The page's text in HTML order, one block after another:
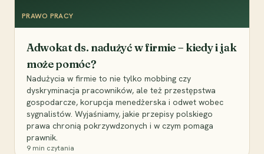
PRAWO PRACY
Adwokat ds. nadużyć w firmie – kiedy i jak
może pomóc?
Nadużycia w firmie to nie tylko mobbing czy
dyskryminacja pracowników, ale też przestępstwa
gospodarcze, korupcja menedżerska i odwet wobec
sygnalistów. Wyjaśniamy, jakie przepisy polskiego
prawa chronią pokrzywdzonych i w czym pomaga
prawnik.
9 min czytania